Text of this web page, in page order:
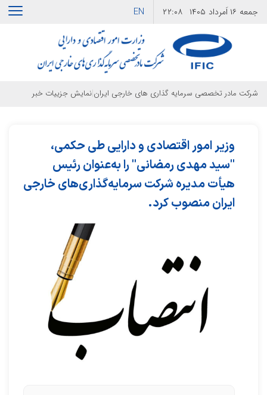
جمعه ۱۶ اَمرداد ۱۴۰۵ ۲۲:۰۸ EN
شرکت مادر تخصصی سرمایه گذاری های خارجی ایران|نمایش جزییات خبر
وزیر امور اقتصادی و دارایی طی حکمی،
"سید مهدی رمضانی" را به‌عنوان رئیس
هیأت مدیره شرکت سرمایه‌گذاری‌های خارجی
ایران منصوب کرد.